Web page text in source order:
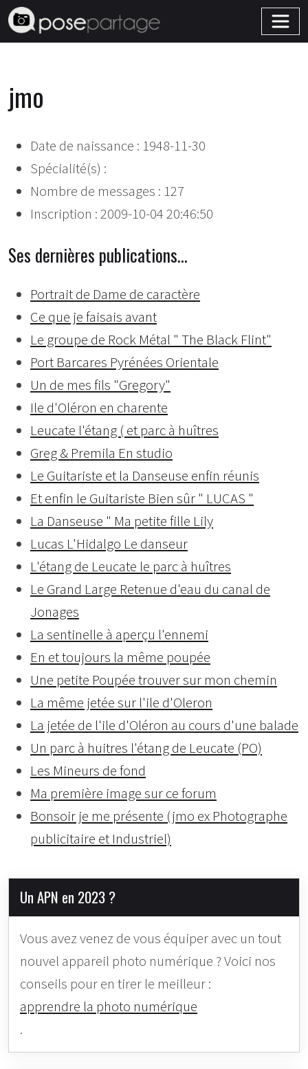
jmo
Date de naissance : 1948-11-30
Spécialité(s) :
Nombre de messages : 127
Inscription : 2009-10-04 20:46:50
Ses dernières publications…
Portrait de Dame de caractère
Ce que je faisais avant
Le groupe de Rock Métal " The Black Flint"
Port Barcares Pyrénées Orientale
Un de mes fils "Gregory"
Ile d'Oléron en charente
Leucate l'étang ( et parc à huîtres
Greg & Premila En studio
Le Guitariste et la Danseuse enfin réunis
Et enfin le Guitariste Bien sûr " LUCAS "
La Danseuse " Ma petite fille Lily
Lucas L'Hidalgo Le danseur
L'étang de Leucate le parc à huîtres
Le Grand Large Retenue d'eau du canal de
Jonages
La sentinelle à aperçu l'ennemi
En et toujours la même poupée
Une petite Poupée trouver sur mon chemin
La même jetée sur l'ile d'Oleron
La jetée de l'ile d'Oléron au cours d'une balade
Un parc à huitres l'étang de Leucate (PO)
Les Mineurs de fond
Ma première image sur ce forum
Bonsoir je me présente (jmo ex Photographe
publicitaire et Industriel)
Un APN en 2023 ?
Vous avez venez de vous équiper avec un tout
nouvel appareil photo numérique ? Voici nos
conseils pour en tirer le meilleur :
apprendre la photo numérique
.